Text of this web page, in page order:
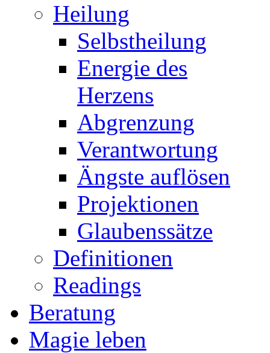
Heilung
Selbstheilung
Energie des
Herzens
Abgrenzung
Verantwortung
Ängste auflösen
Projektionen
Glaubenssätze
Definitionen
Readings
Beratung
Magie leben